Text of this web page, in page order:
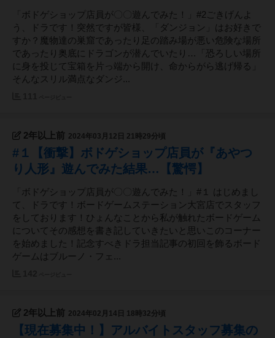
「ボドゲショップ店員が〇〇遊んでみた！」#2ごきげんよ
う、ドラです！突然ですが皆様、「ダンジョン」はお好きで
すか？魔物達の巣窟であったり足の踏み場が悪い危険な場所
であったり奥底にドラゴンが潜んでいたり…「恐ろしい場所
に身を投じて宝箱を片っ端から開け、命からがら逃げ帰る」
そんなスリル満点なダンジ...
2年以上前 2024年03月12日 21時29分頃
#１【衝撃】ボドゲショップ店員が『あやつ
り人形』遊んでみた結果…【驚愕】
「ボドゲショップ店員が〇〇遊んでみた！」#１ はじめまし
て、ドラです！ボードゲームステーション大宮店でスタッフ
をしております！ひょんなことから私が触れたボードゲーム
についてその感想を書き記していきたいと思いこのコーナー
を始めました！記念すべきドラ担当記事の初回を飾るボード
ゲームはブルーノ・フェ...
2年以上前 2024年02月14日 18時32分頃
【現在募集中！】アルバイトスタッフ募集の